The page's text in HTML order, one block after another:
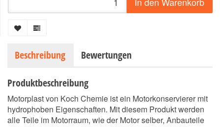
Beschreibung Bewertungen
Produktbeschreibung
Motorplast von Koch Chemie ist ein Motorkonservierer mit
hydrophoben Eigenschaften. Mit diesem Produkt werden
alle Teile im Motorraum, wie der Motor selber, Anbauteile